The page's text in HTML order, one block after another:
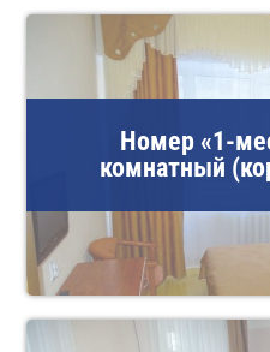
Номер «1-
комнатный